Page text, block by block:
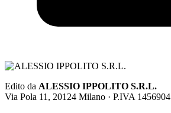
Edito da ALESSIO IPPOLITO S.R.L.
Via Pola 11, 20124 Milano · P.IVA